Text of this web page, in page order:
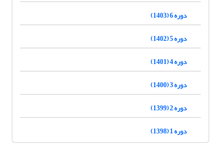
دوره 6 (1403)
دوره 5 (1402)
دوره 4 (1401)
دوره 3 (1400)
دوره 2 (1399)
دوره 1 (1398)